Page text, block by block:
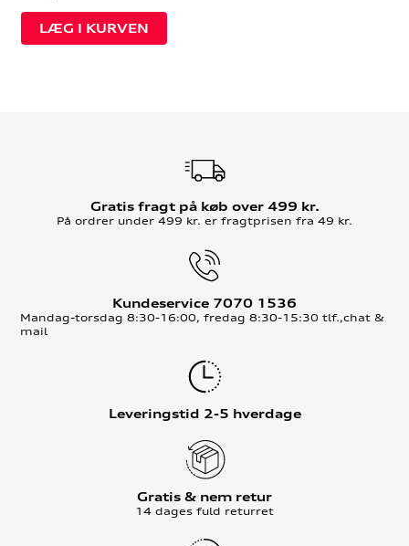
Gratis fragt på køb over 499 kr.
På ordrer under 499 kr. er fragtprisen fra 49 kr.
Kundeservice 7070 1536
Mandag-torsdag 8:30-16:00, fredag 8:30-15:30 tlf.,chat &
mail
Leveringstid 2-5 hverdage
Gratis & nem retur
14 dages fuld returret